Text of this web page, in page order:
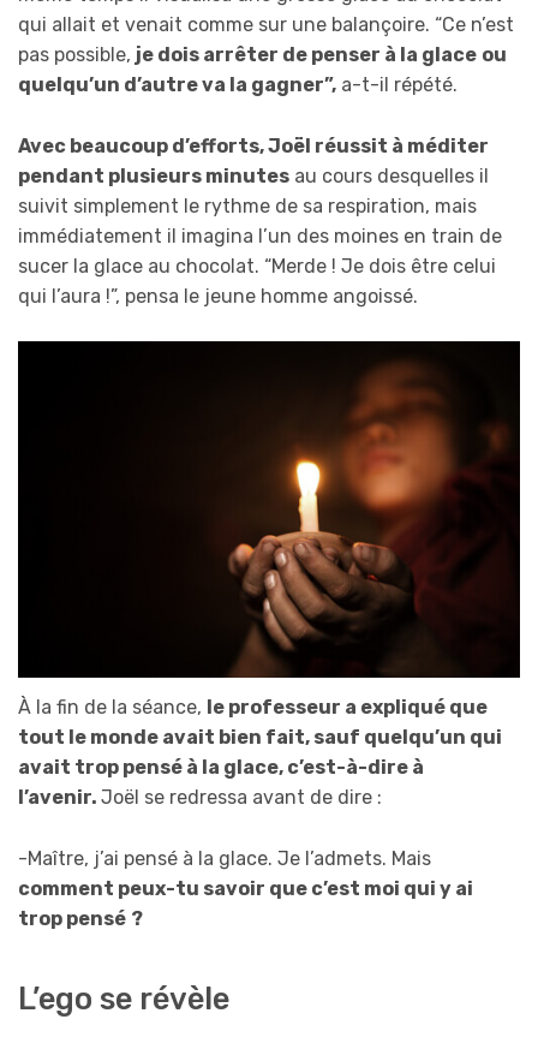
qui allait et venait comme sur une balançoire. “Ce n’est
pas possible, je dois arrêter de penser à la glace ou
quelqu’un d’autre va la gagner”, a-t-il répété.
Avec beaucoup d’efforts, Joël réussit à méditer
pendant plusieurs minutes au cours desquelles il
suivit simplement le rythme de sa respiration, mais
immédiatement il imagina l’un des moines en train de
sucer la glace au chocolat. “Merde ! Je dois être celui
qui l’aura !”, pensa le jeune homme angoissé.
À la fin de la séance, le professeur a expliqué que
tout le monde avait bien fait, sauf quelqu’un qui
avait trop pensé à la glace, c’est-à-dire à
l’avenir. Joël se redressa avant de dire :
-Maître, j’ai pensé à la glace. Je l’admets. Mais
comment peux-tu savoir que c’est moi qui y ai
trop pensé ?
L’ego se révèle